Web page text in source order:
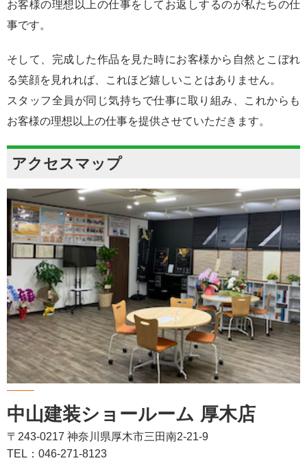
お客様の理想以上の仕事をしてお返しするのが私たちの仕
事です。
そして、完成した作品を見た時にお客様から自然とこぼれ
る笑顔を見れれば、これほど嬉しいことはありません。
スタッフ全員が同じ気持ちで仕事に取り組み、これからも
お客様の理想以上の仕事を提供させていただきます。
アクセスマップ
中山建装ショールーム 厚木店
〒243-0217 神奈川県厚木市三田南2-21-9
TEL：046-271-8123